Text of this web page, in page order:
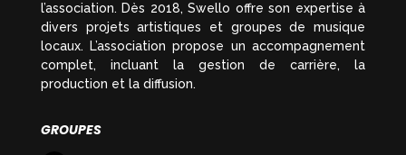
l’association. Dès 2018, Swello offre son expertise à
divers projets artistiques et groupes de musique
locaux. L’association propose un accompagnement
complet, incluant la gestion de carrière, la
production et la diffusion.
GROUPES